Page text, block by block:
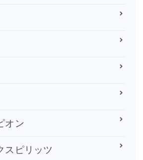
オン
スピリッツ